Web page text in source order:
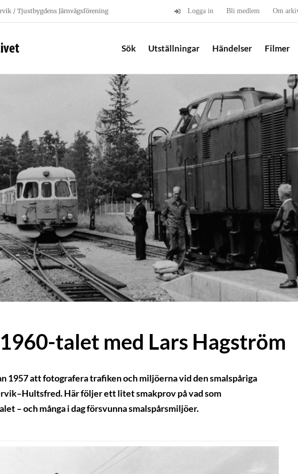
/ Tjustbygdens Järnvägsförening Logga in Bli medlem Om
Sök Utställningar Händelser Filmer
talet med Lars Hagström
1957 att fotografera trafiken och miljöerna vid den smalspåriga
Här följer ett litet smakprov på vad som
– och många i dag försvunna smalspårsmiljöer.